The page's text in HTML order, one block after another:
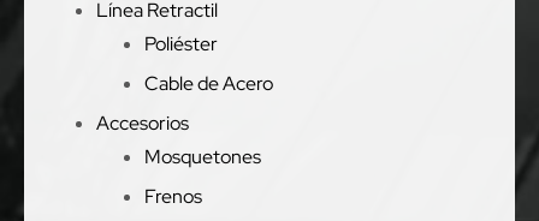
Línea Retractil
Poliéster
Cable de Acero
Accesorios
Mosquetones
Frenos